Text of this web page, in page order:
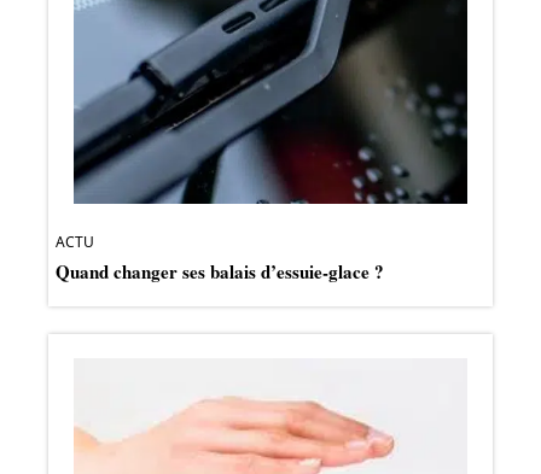
ACTU
Quand changer ses balais d’essuie-glace ?